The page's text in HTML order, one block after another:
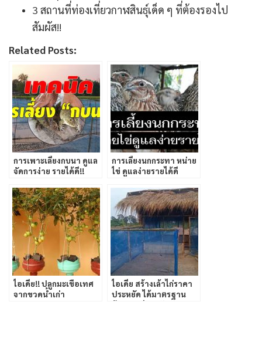
3 สถานที่ท่องเที่ยวกาฬสินธุ์เด็ด ๆ ที่ต้องรองไป
สัมผัส!!
Related Posts:
การเพาะเลี้ยงกบนา ดูแล
จัดการง่าย รายได้ดี!!
การเลี้ยงนกกระทา หน่าย
ไข่ ดูแลง่ายรายได้ดี
ไอเดีย!! ปลูกมะเขือเทศ
จากขวดน้ำเก่า
ไอเดีย สร้างเล้าไก่ราคา
ประหยัด ได้มาตรฐาน